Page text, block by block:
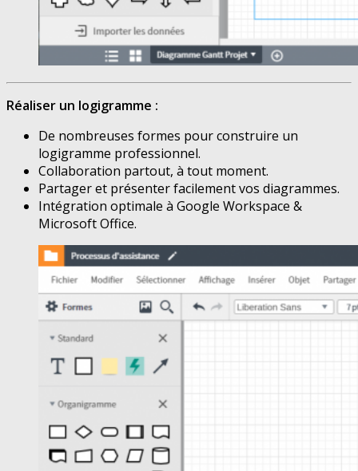
Réaliser un logigramme :
De nombreuses formes pour construire un
logigramme professionnel.
Collaboration partout, à tout moment.
Partager et présenter facilement vos diagrammes.
Intégration optimale à Google Workspace &
Microsoft Office.